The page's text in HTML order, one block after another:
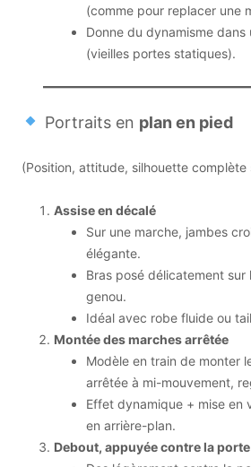
(comme pour replacer une
Donne du dynamisme
(vieilles portes statiques).
Portraits en plan en pied
(Position, attitude, silhouette complète
Assise en décalé
Sur une marche, jambes
élégante.
Bras posé délicatement sur
genou.
Idéal avec robe fluide ou
Montée des marches arrêtée
Modèle en train de monter
arrêtée à mi-mouvement,
Effet dynamique + mise en
en arrière-plan.
Debout, appuyée contre la porte